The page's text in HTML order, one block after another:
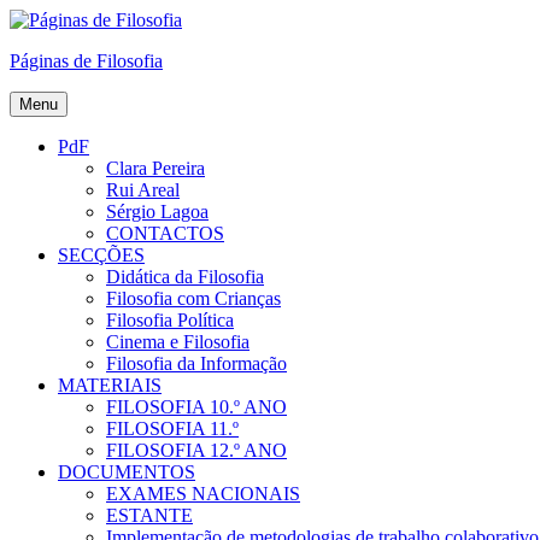
Skip
content
Páginas de Filosofia
Menu
PdF
Clara Pereira
Rui Areal
Sérgio Lagoa
CONTACTOS
SECÇÕES
Didática da Filosofia
Filosofia com Crianças
Filosofia Política
Cinema e Filosofia
Filosofia da Informação
MATERIAIS
FILOSOFIA 10.º ANO
FILOSOFIA 11.º
FILOSOFIA 12.º ANO
DOCUMENTOS
EXAMES NACIONAIS
ESTANTE